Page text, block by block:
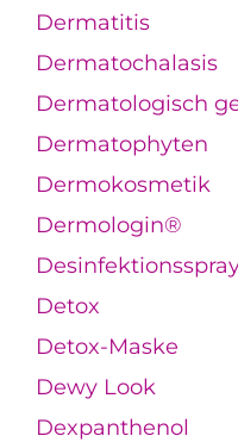
Dermatitis
Dermatochalasis
Dermatologisch
Dermatophyten
Dermokosmetik
Dermologin®
Detox
Detox-Maske
Dewy Look
Dexpanthenol